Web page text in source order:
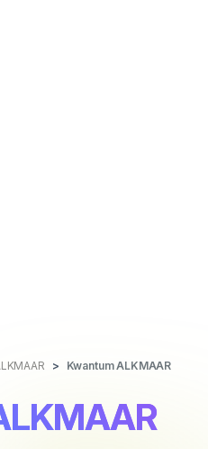
Kwantum ALKMAAR